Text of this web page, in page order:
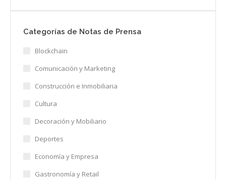
Categorías de Notas de Prensa
Blockchain
Comunicación y Marketing
Construcción e Inmobiliaria
Cultura
Decoración y Mobiliario
Deportes
Economía y Empresa
Gastronomía y Retail